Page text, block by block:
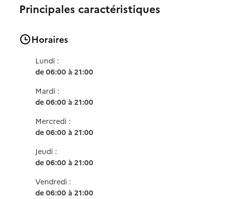
Principales caractéristiques
Horaires
Lundi :
de 06:00 à 21:00
Mardi :
de 06:00 à 21:00
Mercredi :
de 06:00 à 21:00
Jeudi :
de 06:00 à 21:00
Vendredi :
de 06:00 à 21:00